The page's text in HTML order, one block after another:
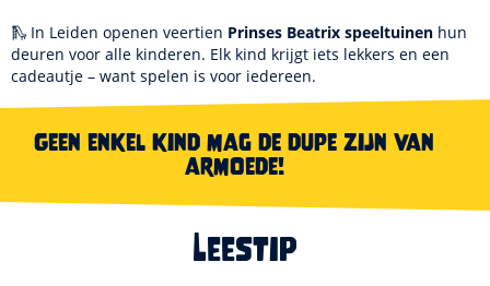
🛝 In Leiden openen veertien Prinses Beatrix speeltuinen hun
deuren voor alle kinderen. Elk kind krijgt iets lekkers en een
cadeautje – want spelen is voor iedereen.
Geen enkel kind mag de dupe zijn van
armoede!
Leestip